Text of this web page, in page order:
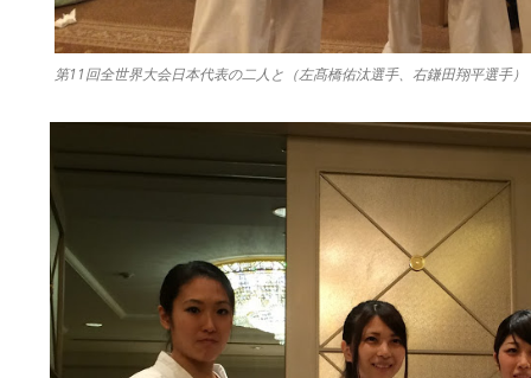
第11回全世界大会日本代表の二人と（左髙橋佑汰選手、右鎌田翔平選手）